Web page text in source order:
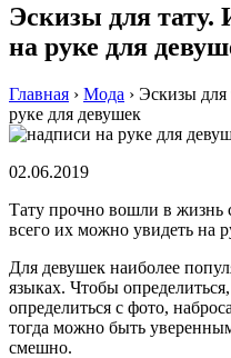
Эскизы для тату.
на руке для
Главная › Мода › Эскизы для
руке для девушек
02.06.2019
Тату прочно вошли в жизнь
всего их можно увидеть на
Для девушек наиболее
языках. Чтобы
определиться с фото,
тогда можно быть
смешно.